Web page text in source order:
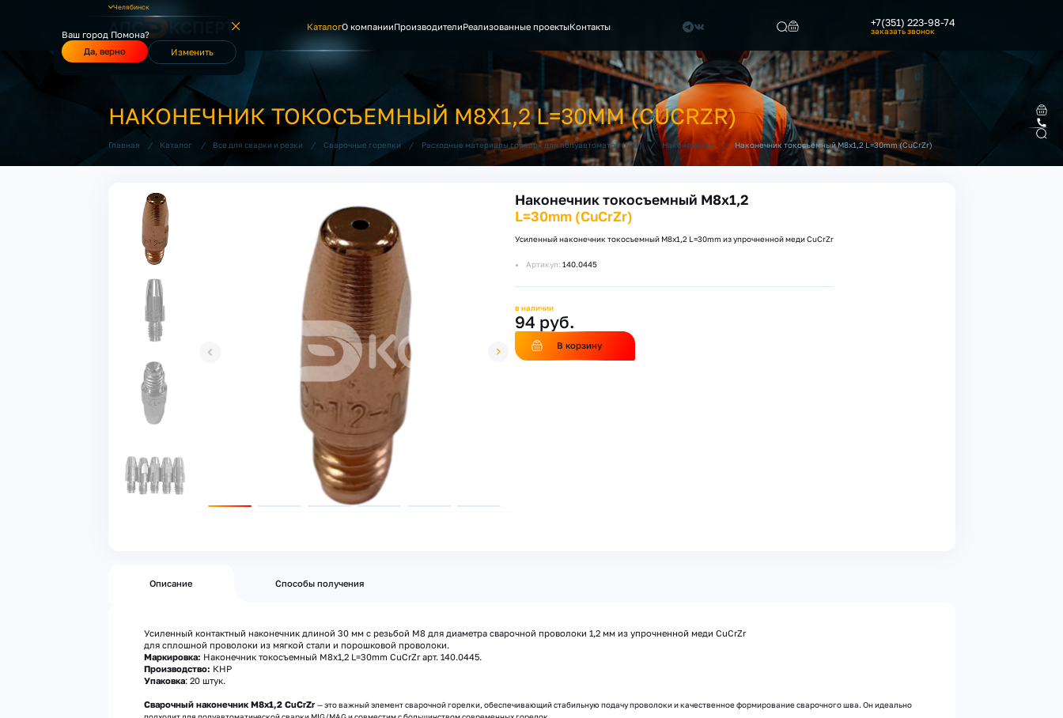
Челябинск
Ваш город Помона?
Да, верно
Изменить
КаталогО компанииПроизводителиРеализованные проектыКонтакты +7(351) 223-98-74
заказать звонок
НАКОНЕЧНИК ТОКОСЪЕМНЫЙ M8Х1,2 L=30MM (CUCRZR)
Главная / Каталог / Все для сварки и резки / Сварочные горелки / Расходные материалы горелок для полуавтоматов (MIG) / Наконечники / Наконечник токосъемный M8х1,2 L=30mm (CuCrZr)
Наконечник токосъемный M8х1,2
L=30mm (CuCrZr)
Усиленный наконечник токосъемный M8х1,2 L=30mm из упрочненной меди CuCrZr
Артикул: 140.0445
в наличии
94 руб.
В корзину
Описание Способы получения
Усиленный контактный наконечник длиной 30 мм с резьбой М8 для диаметра сварочной проволоки 1,2 мм из упрочненной меди CuCrZr
для сплошной проволоки из мягкой стали и порошковой проволоки.
Маркировка: Наконечник токосъемный M8х1,2 L=30mm CuCrZr арт. 140.0445.
Производство: КНР
Упаковка: 20 штук.
Сварочный наконечник М8х1,2 CuCrZr— это важный элемент сварочной горелки, обеспечивающий стабильную подачу проволоки и качественное формирование сварочного шва. Он идеально